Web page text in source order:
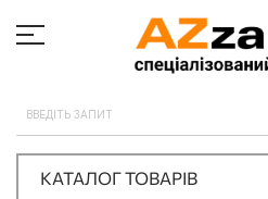
КАТАЛОГ ТОВАРІВ